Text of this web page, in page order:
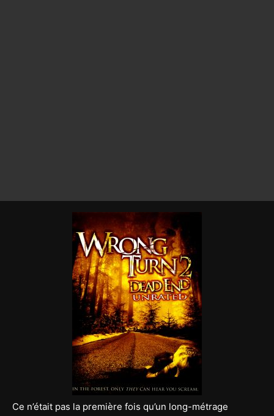
Ce n’était pas la première fois qu’un long-métrage